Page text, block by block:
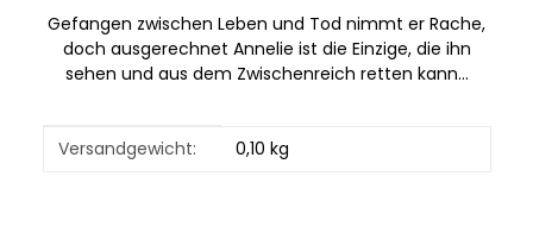
Gefangen zwischen Leben und Tod nimmt er Rache,
doch ausgerechnet Annelie ist die Einzige, die ihn
sehen und aus dem Zwischenreich retten kann...
Produkteigenschaft
Wert
Versandgewicht: 0,10 kg